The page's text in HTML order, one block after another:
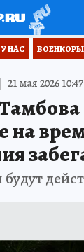
НАС ВОЕНКОРЫ
21 мая 2026 10:47
на